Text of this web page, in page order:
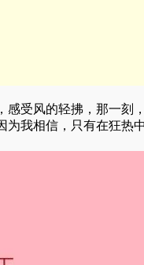
感受风的轻拂，那一刻
为我相信，只有在狂热